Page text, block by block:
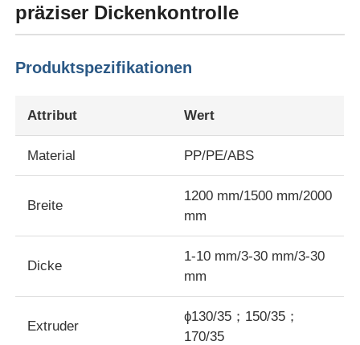
Qualitätskontrolle
Kontakt mit uns
präziser Dickenkontrolle
Produktspezifikationen
Attribut Wert
Material PP/PE/ABS
Breite
1200 mm/1500 mm/2000
mm
Dicke
1-10 mm/3-30 mm/3-30
mm
Extruder
ɸ130/35；150/35；
170/35